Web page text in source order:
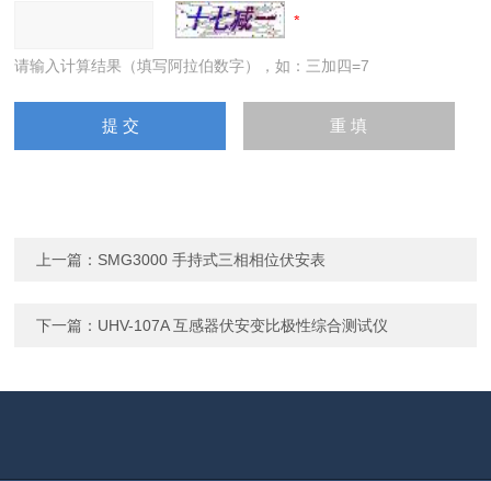
请输入计算结果（填写阿拉伯数字），如：三加四=7
上一篇： SMG3000 手持式三相相位伏安表
下一篇： UHV-107A 互感器伏安变比极性综合测试仪